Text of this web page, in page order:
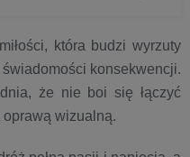
która budzi wyrzuty
konsekwencji.
że nie boi się łączyć
wizualną.